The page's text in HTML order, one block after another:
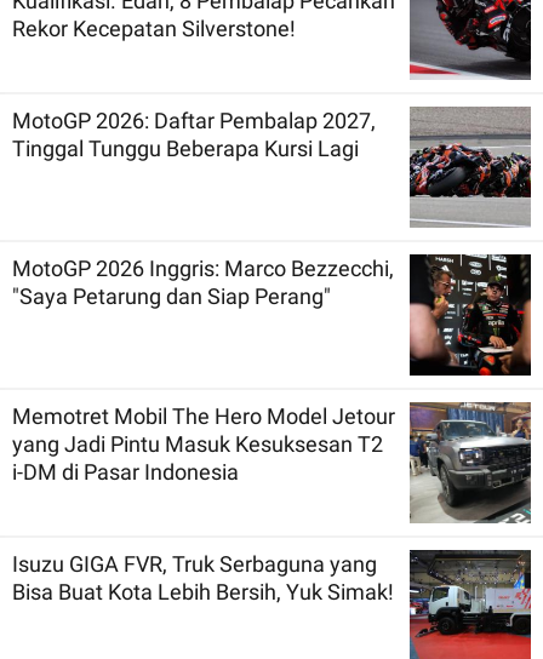
Rekor Kecepatan Silverstone!
MotoGP 2026: Daftar Pembalap 2027,
Tinggal Tunggu Beberapa Kursi Lagi
MotoGP 2026 Inggris: Marco Bezzecchi,
"Saya Petarung dan Siap Perang"
Memotret Mobil The Hero Model Jetour
yang Jadi Pintu Masuk Kesuksesan T2
i-DM di Pasar Indonesia
Isuzu GIGA FVR, Truk Serbaguna yang
Bisa Buat Kota Lebih Bersih, Yuk Simak!